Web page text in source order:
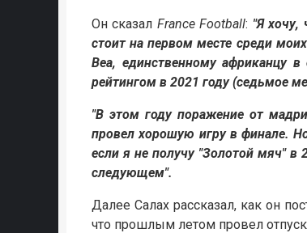
Он сказал France Football: "Я
стоит на первом месте среди
Веа, единственному африканцу
рейтингом в 2021 году (седьмое
"В этом году поражение от
провел хорошую игру в финале.
если я не получу "Золотой мяч" в
следующем".
Далее Салах рассказал, как он
что прошлым летом провел